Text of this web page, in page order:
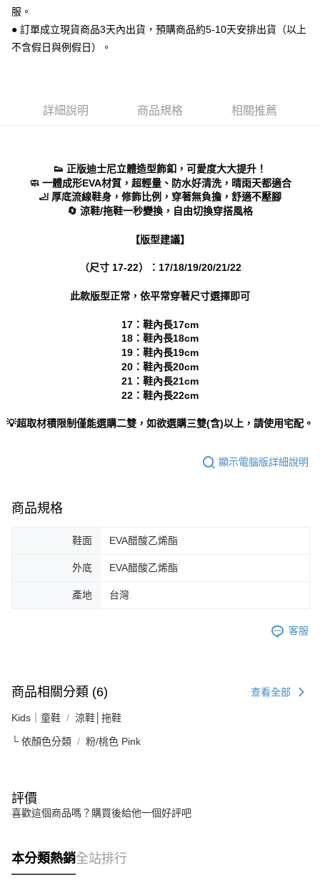
【「AFTEE先享後付」結帳流程】
１．於結帳方式選擇「AFTEE先享後付」後，將跳轉至「AFTEE先享後付」
２．訂單成立數日內，您將收到繳費通知簡訊。
購買商品的店家。未經商家同意取消之訂單仍視為有效，需透過AFTEE先享
後付繳納相關費用。
【注意事項】
１．透過由恩沛科技股份有限公司提供之「AFTEE先享後付」服務完成之交
易，需依本服務之必要範圍內提供個人資料，並將交易相關給付款項請求債
權轉讓予恩沛科技股份有限公司。
２．關於個人資料處理事宜，請瀏覽以下網址：
「AFTEE先享後付」，若未經同意申辦者引起之損失，本公司不負相關責
４．使用「AFTEE先享後付」時，將依據個別帳號之用戶狀況，依本公司即
５．嚴禁一人註冊多個帳號或使用他人資訊註冊。若發現惡意使用之情形，
恩沛科技股份有限公司將有權停止該用戶之使用額度並採取法律行動。
每筆NT$70，滿NT$999(含以上)免運費
付款後 全家取貨
每筆NT$70，滿NT$999(含以上)免運費
新竹物流宅配
每筆NT$90，滿NT$999(含以上)免運費
服。
● 訂單成立現貨商品3天內出貨，預購商品約5-10天安排出貨（以上
不含假日與例假日）。
詳細說明 商品規格 相關推薦
👟 正版迪士尼立體造型飾釦，可愛度大大提升！
🧼 一體成形EVA材質，超輕量、防水好清洗，晴雨天都適合
🦶 厚底流線鞋身，修飾比例，穿著無負擔，舒適不壓腳
🔄 涼鞋/拖鞋一秒變換，自由切換穿搭風格
【版型建議】
（尺寸 17-22）：17/18/19/20/21/22
此款版型正常，依平常穿著尺寸選擇即可
17：鞋內長17cm
18：鞋內長18cm
19：鞋內長19cm
20：鞋內長20cm
21：鞋內長21cm
22：鞋內長22cm
💡超取材積限制僅能選購二雙，如欲選購三雙(含)以上，請使用宅配。
顯示電腦版詳細說明
商品規格
鞋面 EVA醋酸乙烯酯
外底 EVA醋酸乙烯酯
產地 台灣
客服
商品相關分類 (6) 查看全部
Kids｜童鞋 涼鞋│拖鞋
└ 依顏色分類 粉/桃色 Pink
評價
喜歡這個商品嗎？購買後給他一個好評吧
本分類熱銷全站排行